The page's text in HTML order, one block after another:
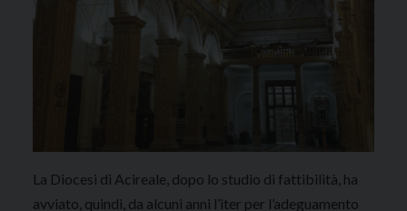
La Diocesi di Acireale, dopo lo studio di fattibilità, ha
avviato, quindi, da alcuni anni l’iter per l’adeguamento